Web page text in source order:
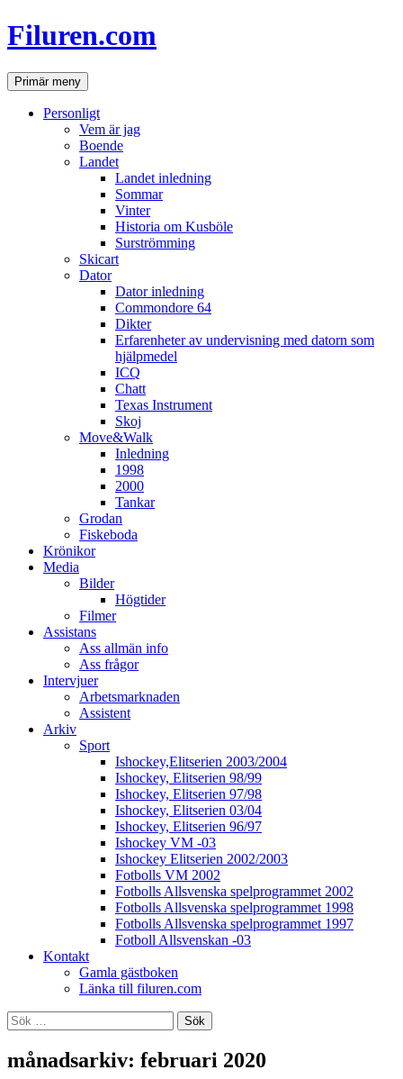
Hoppa
till
Filuren.com
SökPrimär meny
Personligt
Vem är jag
Boende
Landet
Landet inledning
Sommar
Vinter
Historia om Kusböle
Surströmming
Skicart
Dator
Dator inledning
Commondore 64
Dikter
Erfarenheter av undervisning med datorn som
hjälpmedel
ICQ
Chatt
Texas Instrument
Skoj
Move&Walk
Inledning
1998
2000
Tankar
Grodan
Fiskeboda
Krönikor
Media
Bilder
Högtider
Filmer
Assistans
Ass allmän info
Ass frågor
Intervjuer
Arbetsmarknaden
Assistent
Arkiv
Sport
Ishockey,Elitserien 2003/2004
Ishockey, Elitserien 98/99
Ishockey, Elitserien 97/98
Ishockey, Elitserien 03/04
Ishockey, Elitserien 96/97
Ishockey VM -03
Ishockey Elitserien 2002/2003
Fotbolls VM 2002
Fotbolls Allsvenska spelprogrammet 2002
Fotbolls Allsvenska spelprogrammet 1998
Fotbolls Allsvenska spelprogrammet 1997
Fotboll Allsvenskan -03
Kontakt
Gamla gästboken
Länka till filuren.com
Sök
efter:
månadsarkiv: februari 2020